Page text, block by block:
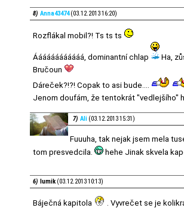
8) Anna43474(03.12.2013 16:20)
Rozflákal mobil?! Ts ts ts
Áááááááááááá, dominantní chlap
Ha,
Bručoun
Dáreček?!?! Copak to asi bude....
Jenom doufám, že tentokrát "vedlejšího"
7) Ali (03.12.2013 15:31)
Fuuuha, tak nejak jsem mela
tom presvedcila.
hehe Jinak skvela
6) lumik (03.12.2013 10:13)
Báječná kapitola . Vyvrečet se je